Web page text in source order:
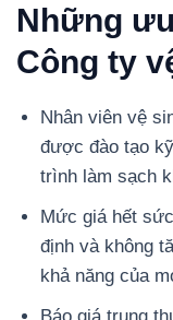
Những
Công ty
Nhân viên vệ
được đào tạo
trình làm sạch
Mức giá hết
định và không
khả năng của